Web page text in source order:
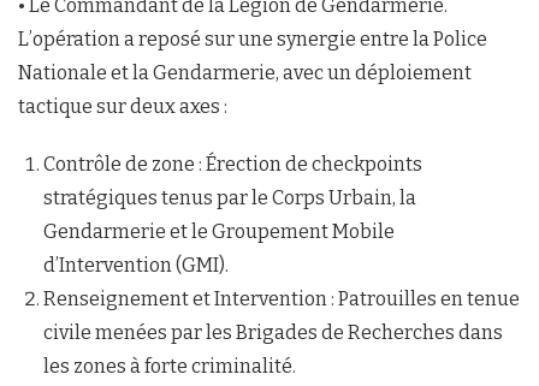
• Le Commandant de la Légion de Gendarmerie.
L’opération a reposé sur une synergie entre la Police
Nationale et la Gendarmerie, avec un déploiement
tactique sur deux axes :
Contrôle de zone : Érection de checkpoints
stratégiques tenus par le Corps Urbain, la
Gendarmerie et le Groupement Mobile
d’Intervention (GMI).
Renseignement et Intervention : Patrouilles en tenue
civile menées par les Brigades de Recherches dans
les zones à forte criminalité.